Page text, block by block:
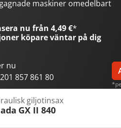
maskiner omedelbart
nu från 4,49 €*
köpareväntar på dig
nu
857 861 80
giljotinsax
GX II 840